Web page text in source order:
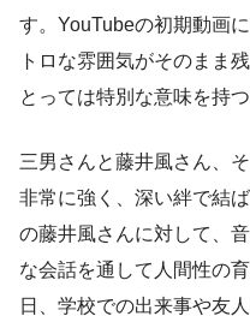
す。YouTubeの初期動画
トロな雰囲気がそのまま
とっては特別な意味を持
三男さんと藤井風さん、
非常に強く、深い絆で結
の藤井風さんに対して、
な会話を通して人間性の
日、学校での出来事や友